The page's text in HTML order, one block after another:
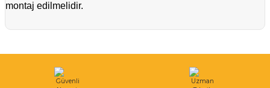
montaj edilmelidir.